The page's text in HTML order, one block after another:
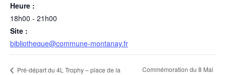
Heure :
18h00 - 21h00
Site :
bibliotheque@commune-montanay.fr
Pré-départ du 4L Trophy – place de la
Commémoration du 8 Mai